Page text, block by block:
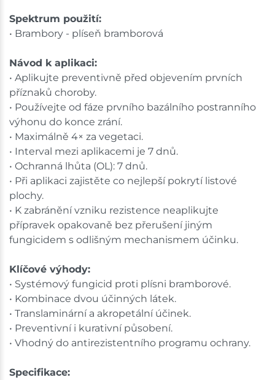
Spektrum použití:
• Brambory - plíseň bramborová
Návod k aplikaci:
• Aplikujte preventivně před objevením prvních
příznaků choroby.
• Používejte od fáze prvního bazálního postranního
výhonu do konce zrání.
• Maximálně 4× za vegetaci.
• Interval mezi aplikacemi je 7 dnů.
• Ochranná lhůta (OL): 7 dnů.
• Při aplikaci zajistěte co nejlepší pokrytí listové
plochy.
• K zabránění vzniku rezistence neaplikujte
přípravek opakovaně bez přerušení jiným
fungicidem s odlišným mechanismem účinku.
Klíčové výhody:
• Systémový fungicid proti plísni bramborové.
• Kombinace dvou účinných látek.
• Translaminární a akropetální účinek.
• Preventivní i kurativní působení.
• Vhodný do antirezistentního programu ochrany.
Specifikace: